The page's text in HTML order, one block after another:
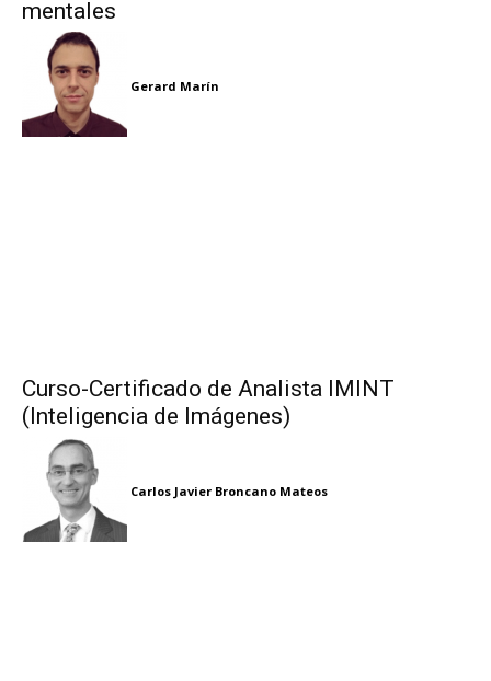
mentales
Gerard Marín
Curso-Certificado de Analista IMINT
(Inteligencia de Imágenes)
Carlos Javier Broncano Mateos